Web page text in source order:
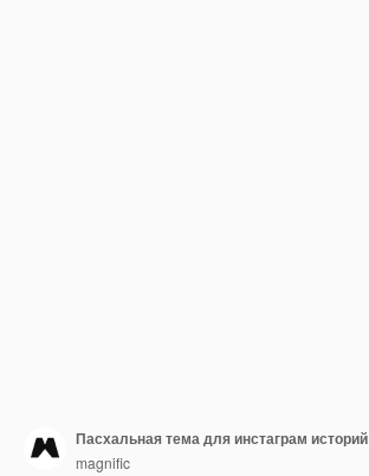
Пасхальная тема для инстаграм историй
magnific